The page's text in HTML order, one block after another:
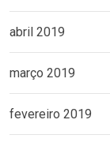
abril 2019
março 2019
fevereiro 2019